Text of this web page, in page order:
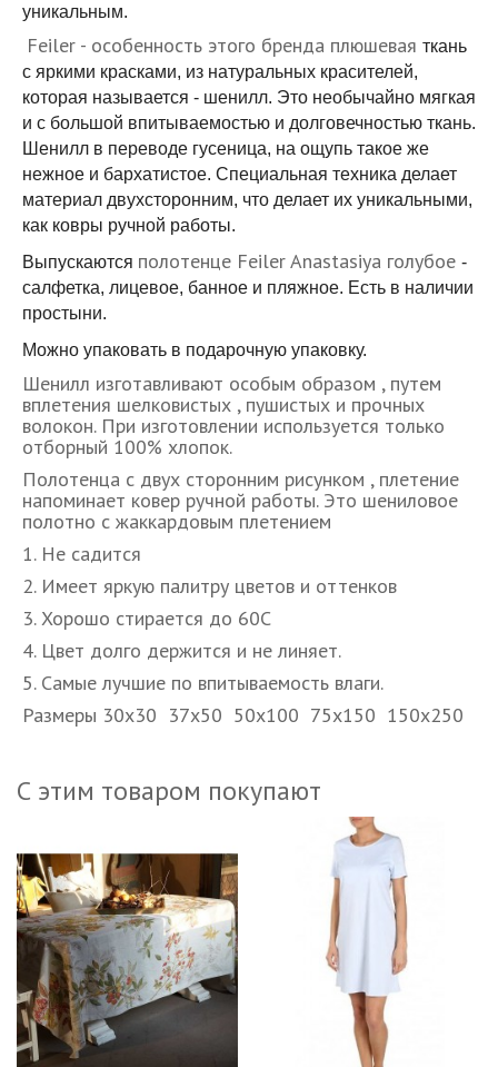
уникальным.
Feiler - особенность этого бренда плюшевая ткань
с яркими красками, из натуральных красителей,
которая называется - шенилл. Это необычайно мягкая
и с большой впитываемостью и долговечностью ткань.
Шенилл в переводе гусеница, на ощупь такое же
нежное и бархатистое. Специальная техника делает
материал двухсторонним, что делает их уникальными,
как ковры ручной работы.
Выпускаются полотенце Feiler Anastasiya голубое -
салфетка, лицевое, банное и пляжное. Есть в наличии
простыни.
Можно упаковать в подарочную упаковку.
Шенилл изготавливают особым образом , путем
вплетения шелковистых , пушистых и прочных
волокон. При изготовлении используется только
отборный 100% хлопок.
Полотенца с двух сторонним рисунком , плетение
напоминает ковер ручной работы. Это шениловое
полотно с жаккардовым плетением
1. Не садится
2. Имеет яркую палитру цветов и оттенков
3. Хорошо стирается до 60С
4. Цвет долго держится и не линяет.
5. Самые лучшие по впитываемость влаги.
Размеры 30х30 37х50 50х100 75х150 150х250
С этим товаром покупают